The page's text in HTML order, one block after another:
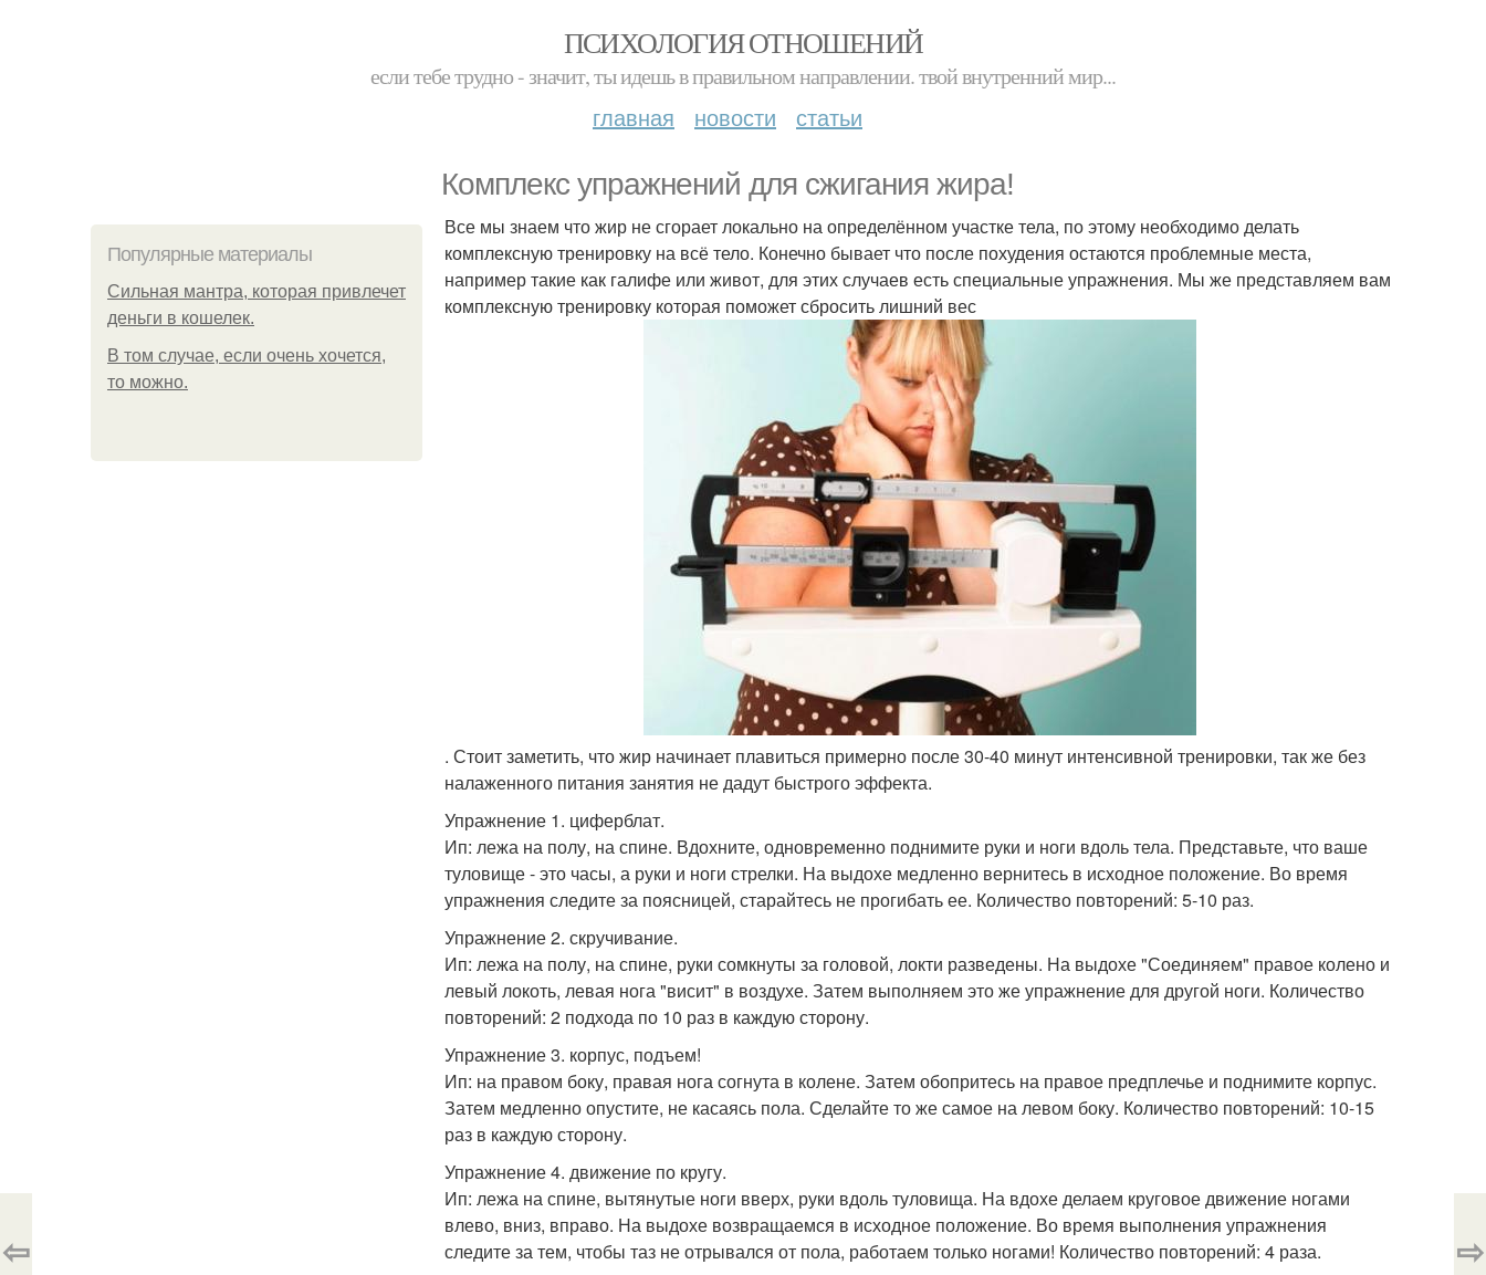
ПСИХОЛОГИЯ ОТНОШЕНИЙ
если тебе трудно - значит, ты идешь в правильном направлении. твой внутренний мир...
главная новости статьи
Комплекс упражнений для сжигания жира!
Популярные материалы
Сильная мантра, которая привлечет
деньги в кошелек.
В том случае, если очень хочется,
то можно.
Все мы знаем что жир не сгорает локально на определённом участке тела, по этому необходимо делать
комплексную тренировку на всё тело. Конечно бывает что после похудения остаются проблемные места,
например такие как галифе или живот, для этих случаев есть специальные упражнения. Мы же представляем вам
комплексную тренировку которая поможет сбросить лишний вес
. Стоит заметить, что жир начинает плавиться примерно после 30-40 минут интенсивной тренировки, так же без
налаженного питания занятия не дадут быстрого эффекта.
Упражнение 1. циферблат.
Ип: лежа на полу, на спине. Вдохните, одновременно поднимите руки и ноги вдоль тела. Представьте, что ваше
туловище - это часы, а руки и ноги стрелки. На выдохе медленно вернитесь в исходное положение. Во время
упражнения следите за поясницей, старайтесь не прогибать ее. Количество повторений: 5-10 раз.
Упражнение 2. скручивание.
Ип: лежа на полу, на спине, руки сомкнуты за головой, локти разведены. На выдохе "Соединяем" правое колено и
левый локоть, левая нога "висит" в воздухе. Затем выполняем это же упражнение для другой ноги. Количество
повторений: 2 подхода по 10 раз в каждую сторону.
Упражнение 3. корпус, подъем!
Ип: на правом боку, правая нога согнута в колене. Затем обопритесь на правое предплечье и поднимите корпус.
Затем медленно опустите, не касаясь пола. Сделайте то же самое на левом боку. Количество повторений: 10-15
раз в каждую сторону.
Упражнение 4. движение по кругу.
Ип: лежа на спине, вытянутые ноги вверх, руки вдоль туловища. На вдохе делаем круговое движение ногами
влево, вниз, вправо. На выдохе возвращаемся в исходное положение. Во время выполнения упражнения
следите за тем, чтобы таз не отрывался от пола, работаем только ногами! Количество повторений: 4 раза.
⇦ ⇨